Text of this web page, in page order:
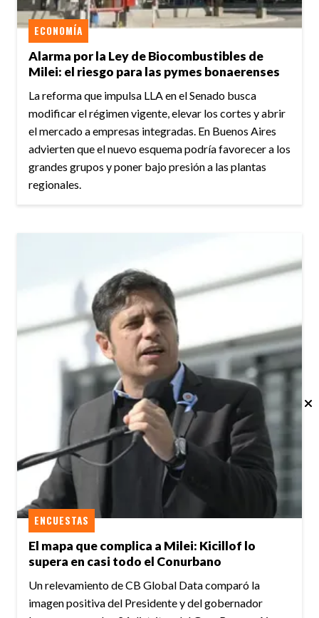
Alarma por la Ley de Biocombustibles de
Milei: el riesgo para las pymes bonaerenses
ECONOMÍA
La reforma que impulsa LLA en el Senado busca
modificar el régimen vigente, elevar los cortes y abrir
el mercado a empresas integradas. En Buenos Aires
advierten que el nuevo esquema podría favorecer a los
grandes grupos y poner bajo presión a las plantas
regionales.
El mapa que complica a Milei: Kicillof lo
supera en casi todo el Conurbano
ENCUESTAS
Un relevamiento de CB Global Data comparó la
imagen positiva del Presidente y del gobernador